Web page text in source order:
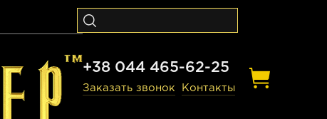
+38 044 465-62-25
Заказать звонок Контакты